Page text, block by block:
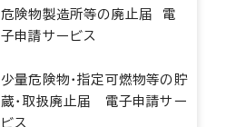
危険物製造所等の廃止届 電
子申請サービス
少量危険物・指定可燃物等の貯
蔵・取扱廃止届 電子申請サー
ビス